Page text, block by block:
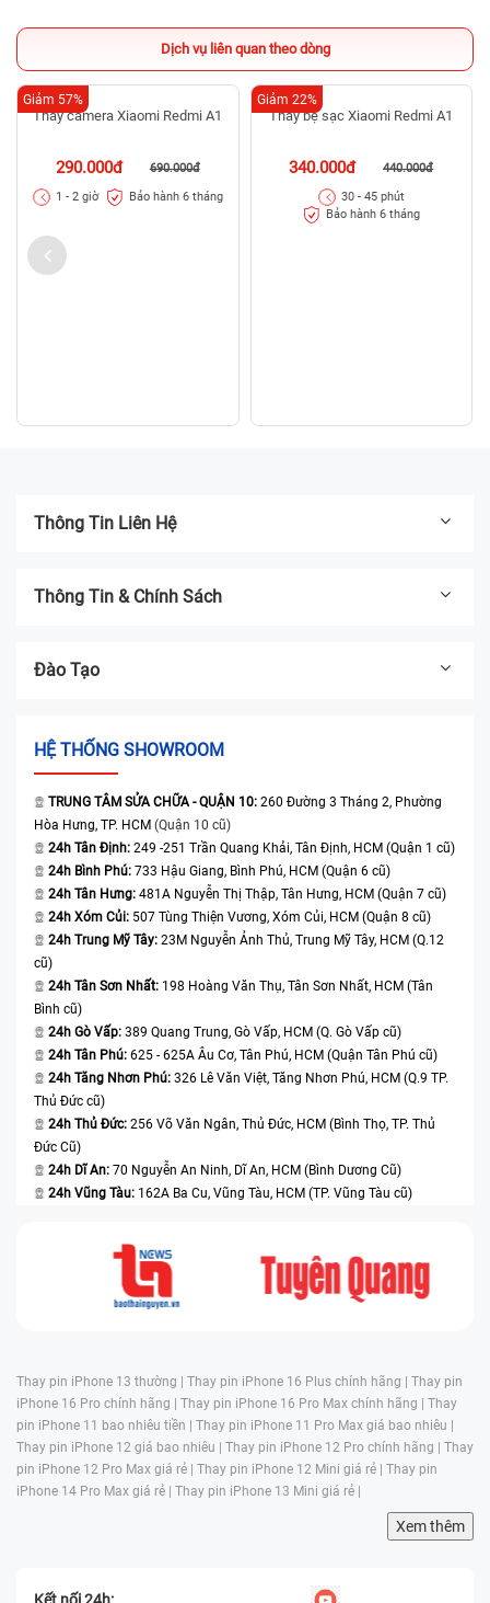
Dịch vụ liên quan theo dòng
Giảm 57%
Thay bẹ sạc Xiaomi Redmi A1
340.000đ 440.000đ
Giảm 22%
30 - 45 phút
Bảo hành 6 tháng
Thông Tin Liên Hệ
Thông Tin & Chính Sách
Đào Tạo
HỆ THỐNG SHOWROOM
TRUNG TÂM SỬA CHỮA - QUẬN 10: 260 Đường 3 Tháng 2, Phường
Hòa Hưng, TP. HCM (Quận 10 cũ)
24h Tân Định: 249 -251 Trần Quang Khải, Tân Định, HCM (Quận 1 cũ)
24h Bình Phú: 733 Hậu Giang, Bình Phú, HCM (Quận 6 cũ)
24h Tân Hưng: 481A Nguyễn Thị Thập, Tân Hưng, HCM (Quận 7 cũ)
24h Xóm Củi: 507 Tùng Thiện Vương, Xóm Củi, HCM (Quận 8 cũ)
24h Trung Mỹ Tây: 23M Nguyễn Ảnh Thủ, Trung Mỹ Tây, HCM (Q.12
cũ)
24h Tân Sơn Nhất: 198 Hoàng Văn Thụ, Tân Sơn Nhất, HCM (Tân
Bình cũ)
24h Gò Vấp: 389 Quang Trung, Gò Vấp, HCM (Q. Gò Vấp cũ)
24h Tân Phú: 625 - 625A Âu Cơ, Tân Phú, HCM (Quận Tân Phú cũ)
24h Tăng Nhơn Phú: 326 Lê Văn Việt, Tăng Nhơn Phú, HCM (Q.9 TP.
Thủ Đức cũ)
24h Thủ Đức: 256 Võ Văn Ngân, Thủ Đức, HCM (Bình Thọ, TP. Thủ
Đức Cũ)
24h Dĩ An: 70 Nguyễn An Ninh, Dĩ An, HCM (Bình Dương Cũ)
24h Vũng Tàu: 162A Ba Cu, Vũng Tàu, HCM (TP. Vũng Tàu cũ)
Thay pin iPhone 13 thường | Thay pin iPhone 16 Plus chính hãng | Thay pin
iPhone 16 Pro chính hãng | Thay pin iPhone 16 Pro Max chính hãng | Thay
pin iPhone 11 bao nhiêu tiền | Thay pin iPhone 11 Pro Max giá bao nhiêu |
Thay pin iPhone 12 giá bao nhiêu | Thay pin iPhone 12 Pro chính hãng | Thay
pin iPhone 12 Pro Max giá rẻ | Thay pin iPhone 12 Mini giá rẻ | Thay pin
iPhone 14 Pro Max giá rẻ | Thay pin iPhone 13 Mini giá rẻ |
Xem thêm